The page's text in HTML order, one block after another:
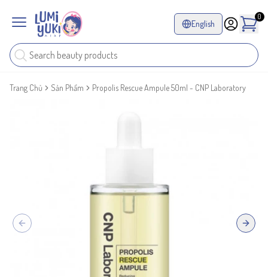
English
0
Trang Chủ Sản Phẩm Propolis Rescue Ampule 50ml - CNP Laboratory
Previous slide Next